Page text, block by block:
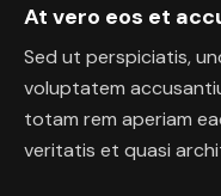
At vero eos et
Sed ut perspiciatis,
voluptatem
totam rem aperiam
veritatis et quasi